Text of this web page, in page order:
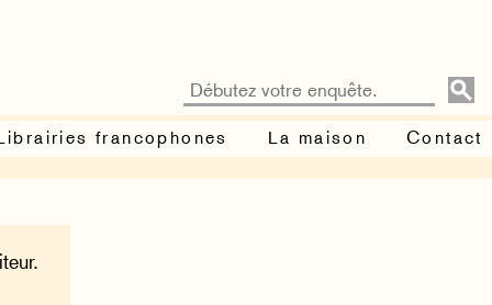
francophones La maison Contact